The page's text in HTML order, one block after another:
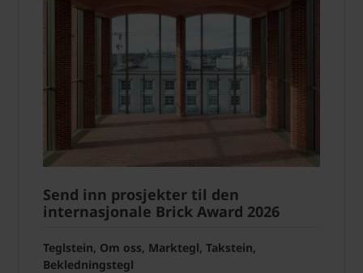
Send inn prosjekter til den
internasjonale Brick Award 2026
Teglstein, Om oss, Marktegl, Takstein,
Bekledningstegl